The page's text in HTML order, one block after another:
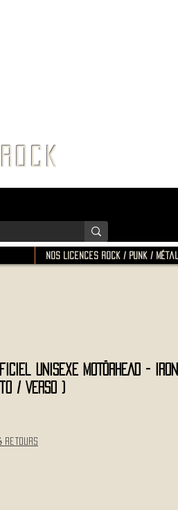
Nos Licences Rock / Punk / Métal
Unisexe MOTÖRHEAD - Iron
/ Verso )
retours